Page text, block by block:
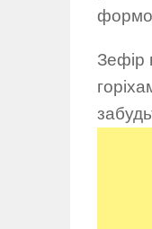
Зефір